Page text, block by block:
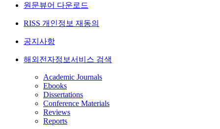
원문뷰어 다운로드
RISS 개인정보 재동의
공지사항
해외전자정보서비스 검색
Academic Journals
Ebooks
Dissertations
Conference Materials
Reviews
Reports